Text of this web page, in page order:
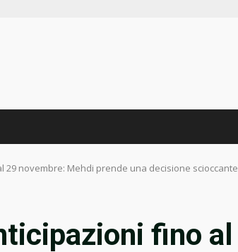
29 novembre: Mehdi prende una decisione scioccante
fino al